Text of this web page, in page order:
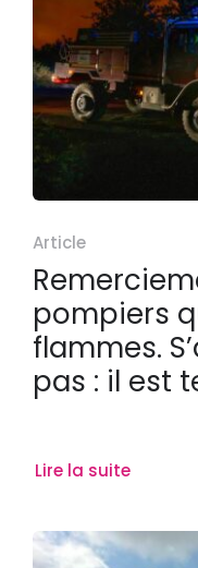
Article
pompiers
flammes.
pas : il est
Lire la suite